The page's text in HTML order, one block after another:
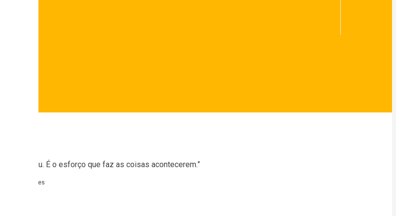
sonhou. É o esforço que faz as coisas acontecerem.”
Shonda Rhimes